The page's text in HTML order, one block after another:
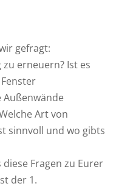
gefragt:
erneuern? Ist es
Außenwände
Art von
sinnvoll und wo gibts
Fragen zu Eurer
der 1.